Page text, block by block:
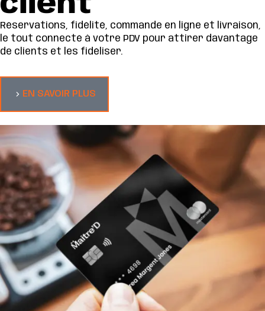
Réservations, fidélité, commande en ligne et livraison,
le tout connecté à votre PDV pour attirer davantage
de clients et les fidéliser.
EN SAVOIR PLUS